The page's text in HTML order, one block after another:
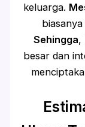
keluarga.
Sehingga,
besar dan